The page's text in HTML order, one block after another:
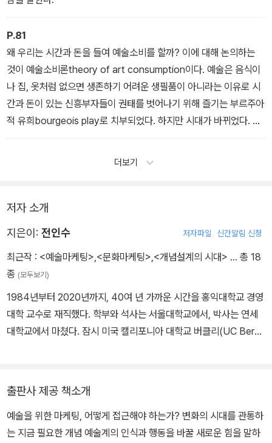
P.81
왜 우리는 시간과 돈을 들여 예술소비를 할까? 이에 대해 논의하는
것이 예술소비론theory of art consumption이다. 예술은 음식이
나 집, 옷처럼 없으면 생존하기 어려운 생필품이 아니라는 이유로 시
간과 돈이 있는 신흥부자들이 권태를 벗어나기 위해 즐기는 부르주아
적 유희bourgeois play로 치부되었다. 하지만 시대가 바뀌었다. 이
제는 신흥부자들의 유희인 사치품이 아니라 누구나, 특히 젊은이들에
더보기
저자 소개
지은이: 전인수 저자파일 신간알림 신청
최근작 : <예술마케팅>,<문화마케팅>,<개념설계의 시대> … 총 18
종 (모두보기)
1984년부터 2020년까지, 40여 년 가까운 시간을 홍익대학교 경영
대학 교수로 재직했다. 학부와 석사는 서울대학교에서, 박사는 연세
대학교에서 마쳤다. 잠시 미국 캘리포니아 대학교 버클리(UC Berke
대표 저서로 『새로 쓰는 마케팅』이 있다. 이 외에도 『마케팅전략』 『서
비스마케팅』 『광고와 프로모션』 등을 공동으로 번역하여 국내에 소
개했다. 또한 경영, 마케팅, 비즈니스 등의 지식을 사회와 공유하기 위
출판사 제공 책소개
예술을 위한 마케팅, 어떻게 접근해야 하는가? 변화의 시대를 관통하
는 지금 필요한 개념 예술계의 인식과 행동을 바꿀 새로운 힘을 말하